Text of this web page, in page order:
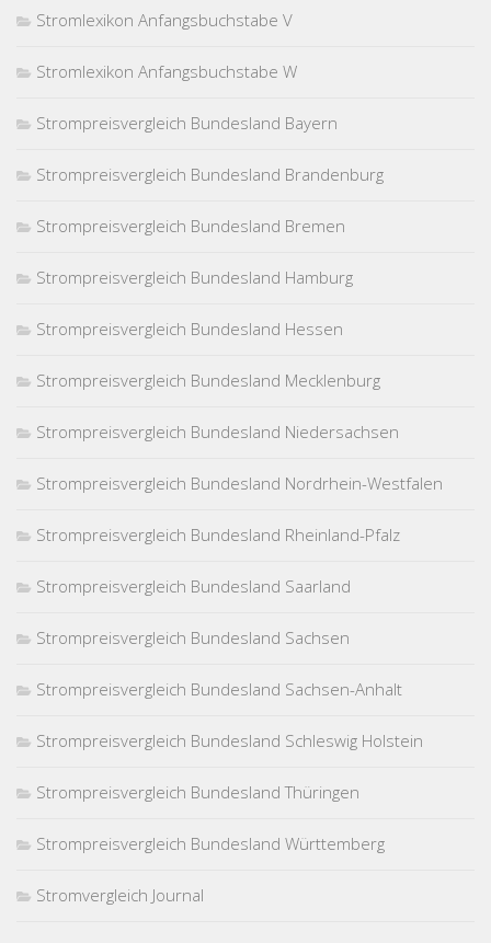
Stromlexikon Anfangsbuchstabe V
Stromlexikon Anfangsbuchstabe W
Strompreisvergleich Bundesland Bayern
Strompreisvergleich Bundesland Brandenburg
Strompreisvergleich Bundesland Bremen
Strompreisvergleich Bundesland Hamburg
Strompreisvergleich Bundesland Hessen
Strompreisvergleich Bundesland Mecklenburg
Strompreisvergleich Bundesland Niedersachsen
Strompreisvergleich Bundesland Nordrhein-Westfalen
Strompreisvergleich Bundesland Rheinland-Pfalz
Strompreisvergleich Bundesland Saarland
Strompreisvergleich Bundesland Sachsen
Strompreisvergleich Bundesland Sachsen-Anhalt
Strompreisvergleich Bundesland Schleswig Holstein
Strompreisvergleich Bundesland Thüringen
Strompreisvergleich Bundesland Württemberg
Stromvergleich Journal